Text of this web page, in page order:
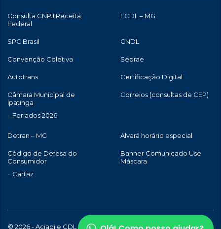
Consulta CNPJ Receita
Federal
FCDL – MG
SPC Brasil CNDL
Convenção Coletiva Sebrae
Autotrans Certificação Digital
Câmara Municipal de
Ipatinga
Feriados 2026
Correios (consultas de CEP)
Detran – MG Alvará horário especial
Código de Defesa do
Consumidor
Cartaz
Banner Comunicado Use
Máscara
© 2026 - Aciapi e CDL de Ipatinga | Todos os direitos reservados |